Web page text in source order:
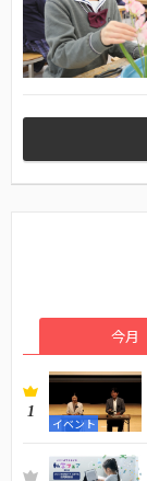
今月
1
イベント